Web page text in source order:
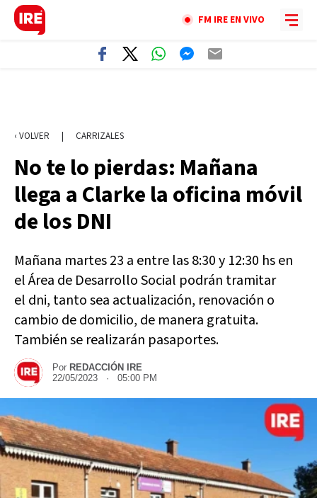
FM IRE EN VIVO
‹ VOLVER | CARRIZALES
No te lo pierdas: Mañana
llega a Clarke la oficina móvil
de los DNI
Mañana martes 23 a entre las 8:30 y 12:30 hs en
el Área de Desarrollo Social podrán tramitar
el dni, tanto sea actualización, renovación o
cambio de domicilio, de manera gratuita.
También se realizarán pasaportes.
Por REDACCIÓN IRE
22/05/2023 · 05:00 PM